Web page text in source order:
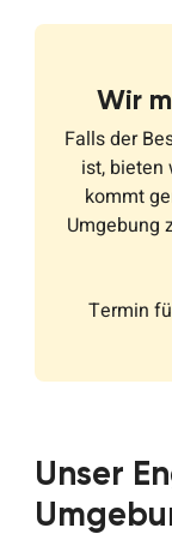
Wir
Falls der
ist, bieten
kommt
Umgebung
Termin
Unser